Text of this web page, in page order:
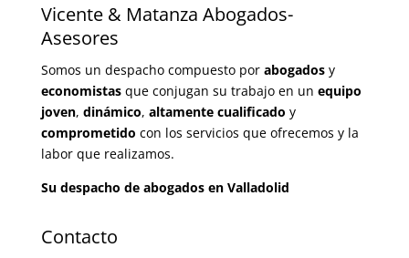
Vicente & Matanza Abogados-
Asesores
Somos un despacho compuesto por abogadosy
economistasque conjugan su trabajo en un equipo
joven, dinámico, altamente cualificado y
comprometido con los servicios que ofrecemos y la
labor que realizamos.
Su despacho de abogados en Valladolid
Contacto